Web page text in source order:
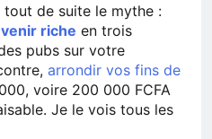
de suite le mythe :
riche en trois
pubs sur votre
arrondir vos fins de
voire 200 000 FCFA
Je le vois tous les